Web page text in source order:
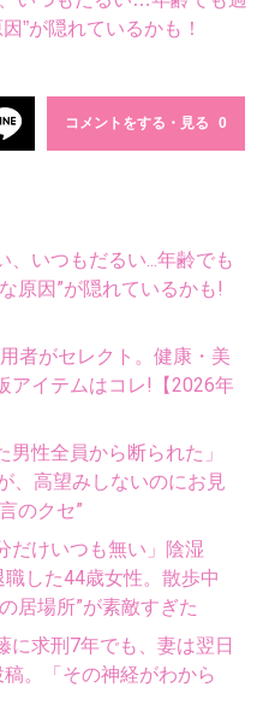
”が隠れているかも！
コメントをする・見る
いつもだるい...年齢でも
原因”が隠れているかも!
者がセレクト。健康・美
アイテムはコレ!【2026年
性全員から断られた」
、高望みしないのにお見
のクセ”
だけいつも無い」陰湿
職した44歳女性。散歩中
居場所”が素敵すぎた
求刑7年でも、妻は翌日
稿。「その神経がわから